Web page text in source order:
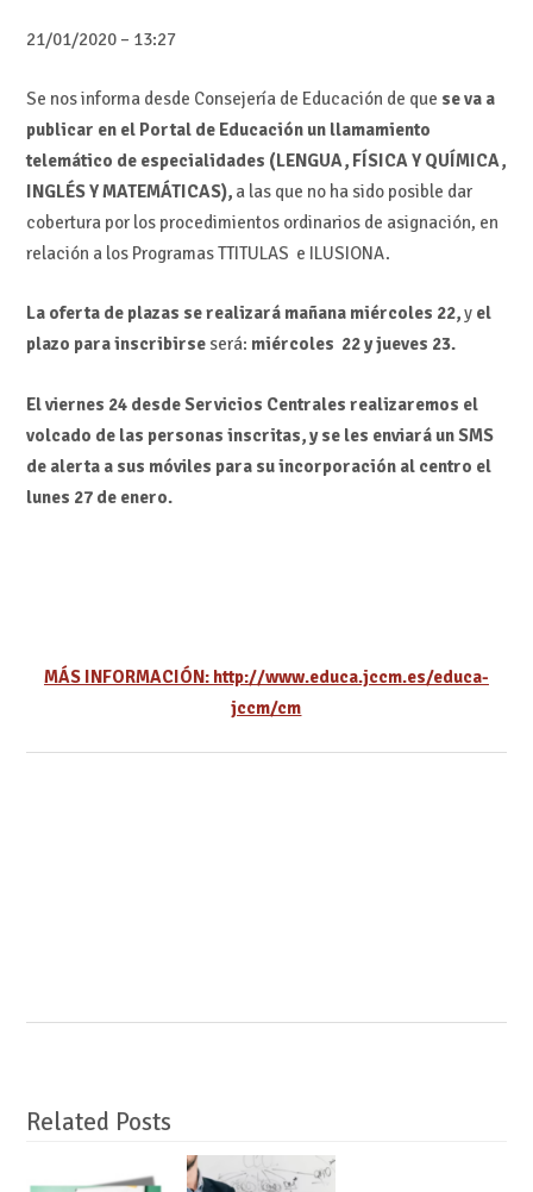
21/01/2020 – 13:27
Se nos informa desde Consejería de Educación de que se va a
publicar en el Portal de Educación un llamamiento
telemático de especialidades (LENGUA, FÍSICA Y QUÍMICA,
INGLÉS Y MATEMÁTICAS),a las que no ha sido posible dar
cobertura por los procedimientos ordinarios de asignación, en
relación a los Programas TTITULAS e ILUSIONA.
La oferta de plazas se realizará mañana miércoles 22,y el
plazo para inscribirseserá: miércoles 22 y jueves 23.
El viernes 24 desde Servicios Centrales realizaremos el
volcado de las personas inscritas, y se les enviará un SMS
de alerta a sus móviles para su incorporación al centro el
lunes 27 de enero.
MÁS INFORMACIÓN: http://www.educa.jccm.es/educa-
jccm/cm
Related Posts